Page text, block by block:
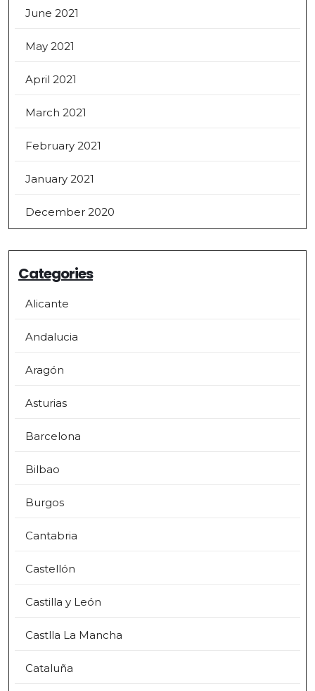
June 2021
May 2021
April 2021
March 2021
February 2021
January 2021
December 2020
Categories
Alicante
Andalucia
Aragón
Asturias
Barcelona
Bilbao
Burgos
Cantabria
Castellón
Castilla y León
Castlla La Mancha
Cataluña